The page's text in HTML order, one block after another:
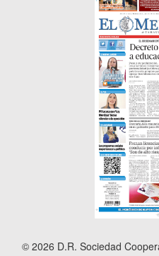
© 2026 D.R. Sociedad